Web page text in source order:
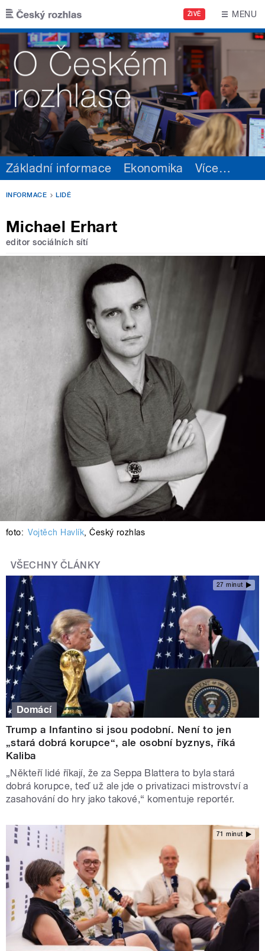
Přejít k hlavnímu obsahu
ŽIVĚ MENU
Základní informace Ekonomika Více…
INFORMACE LIDÉ
Michael Erhart
editor sociálních sítí
foto: Vojtěch Havlík,Český rozhlas
VŠECHNY ČLÁNKY
27 minut
Domácí
Trump a Infantino si jsou podobní. Není to jen
„stará dobrá korupce“, ale osobní byznys, říká
Kaliba
„Někteří lidé říkají, že za Seppa Blattera to byla stará
dobrá korupce, teď už ale jde o privatizaci mistrovství a
zasahování do hry jako takové,“ komentuje reportér.
71 minut